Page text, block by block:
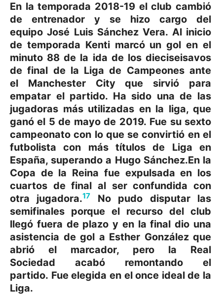
En la temporada 2018-19 el club cambió
de entrenador y se hizo cargo del
equipo José Luis Sánchez Vera. Al inicio
de temporada Kenti marcó un gol en el
minuto 88 de la ida de los dieciseisavos
de final de la Liga de Campeones ante
el Manchester City que sirvió para
empatar el partido. ​ Ha sido una de las
jugadoras más utilizadas en la liga, que
ganó el 5 de mayo de 2019. Fue su sexto
campeonato con lo que se convirtió en el
futbolista con más títulos de Liga en
España, superando a Hugo Sánchez.En la
Copa de la Reina fue expulsada en los
cuartos de final al ser confundida con
otra jugadora.17
​ No pudo disputar las
semifinales porque el recurso del club
llegó fuera de plazo y en la final dio una
asistencia de gol a Esther González que
abrió el marcador, pero la Real
Sociedad acabó remontando el
partido. Fue elegida en el once ideal de la
Liga.